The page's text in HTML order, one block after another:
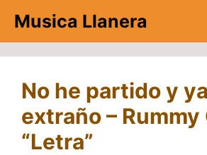
contenido
Musica Llanera
No he partido y
extraño – Rummy
“Letra”